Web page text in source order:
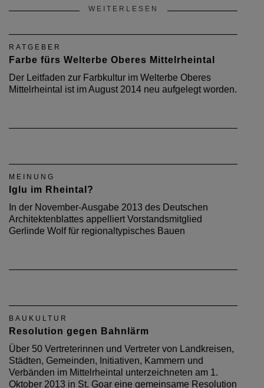
WEITERLESEN
RATGEBER
Farbe fürs Welterbe Oberes Mittelrheintal
Der Leitfaden zur Farbkultur im Welterbe Oberes
Mittelrheintal ist im August 2014 neu aufgelegt worden.
MEINUNG
Iglu im Rheintal?
In der November-Ausgabe 2013 des Deutschen
Architektenblattes appelliert Vorstandsmitglied
Gerlinde Wolf für regionaltypisches Bauen
BAUKULTUR
Resolution gegen Bahnlärm
Über 50 Vertreterinnen und Vertreter von Landkreisen,
Städten, Gemeinden, Initiativen, Kammern und
Verbänden im Mittelrheintal unterzeichneten am 1.
Oktober 2013 in St. Goar eine gemein­same Resolution